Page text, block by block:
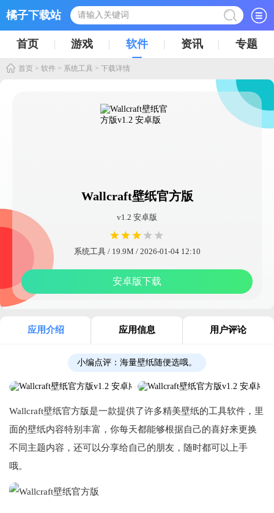
橘子下载站
首页 游戏 软件 资讯 专题
首页 > 软件 > 系统工具 > 下载详情
Wallcraft壁纸官方版
v1.2 安卓版
系统工具 / 19.9M / 2026-01-04 12:10
安卓版下载
应用介绍 应用信息 用户评论
小编点评： 海量壁纸随便选哦。
Wallcraft壁纸官方版是一款提供了许多精美壁纸的工具软件，里
面的壁纸内容特别丰富，你每天都能够根据自己的喜好来更换
不同主题内容，还可以分享给自己的朋友，随时都可以上手
哦。